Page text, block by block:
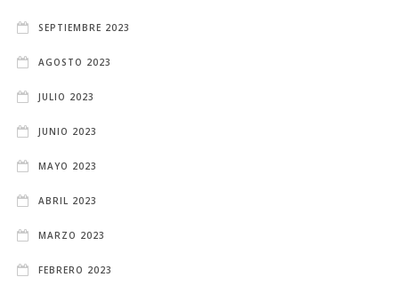
SEPTIEMBRE 2023
AGOSTO 2023
JULIO 2023
JUNIO 2023
MAYO 2023
ABRIL 2023
MARZO 2023
FEBRERO 2023